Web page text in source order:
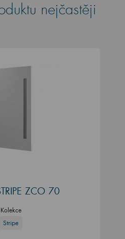
nejčastěji
ZCO 70
Kolekce
Stripe